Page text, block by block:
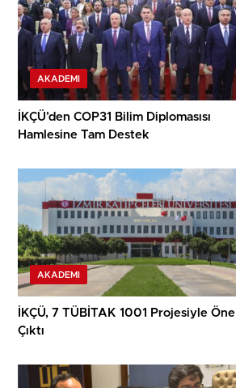
AKADEMI
İKÇÜ’den COP31 Bilim Diplomasısı
Hamlesine Tam Destek
AKADEMI
İKÇÜ, 7 TÜBİTAK 1001 Projesiyle Öne
Çıktı